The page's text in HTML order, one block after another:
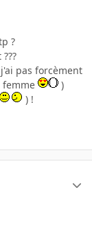
?
pas forcèment
femme
)
) !